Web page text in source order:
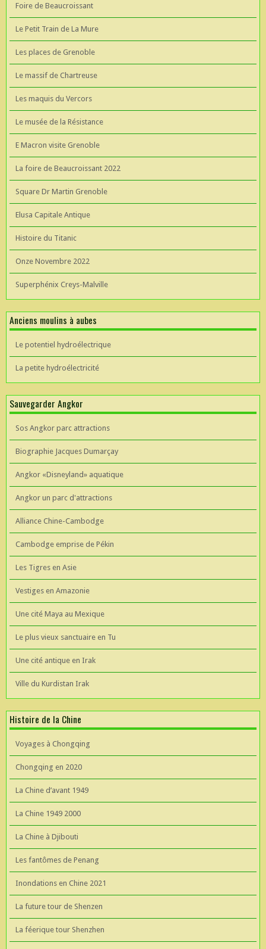
Foire de Beaucroissant
Le Petit Train de La Mure
Les places de Grenoble
Le massif de Chartreuse
Les maquis du Vercors
Le musée de la Résistance
E Macron visite Grenoble
La foire de Beaucroissant 2022
Square Dr Martin Grenoble
Elusa Capitale Antique
Histoire du Titanic
Onze Novembre 2022
Superphénix Creys-Malville
Anciens moulins à aubes
Le potentiel hydroélectrique
La petite hydroélectricité
Sauvegarder Angkor
Sos Angkor parc attractions
Biographie Jacques Dumarçay
Angkor «Disneyland» aquatique
Angkor un parc d'attractions
Alliance Chine-Cambodge
Cambodge emprise de Pékin
Les Tigres en Asie
Vestiges en Amazonie
Une cité Maya au Mexique
Le plus vieux sanctuaire en Tu
Une cité antique en Irak
Ville du Kurdistan Irak
Histoire de la Chine
Voyages à Chongqing
Chongqing en 2020
La Chine d’avant 1949
La Chine 1949 2000
La Chine à Djibouti
Les fantômes de Penang
Inondations en Chine 2021
La future tour de Shenzen
La féerique tour Shenzhen